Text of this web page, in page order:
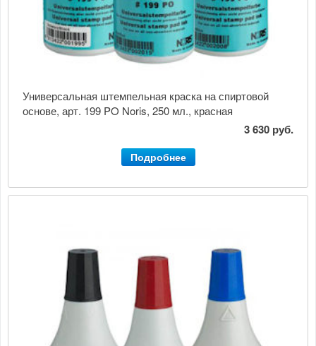
Универсальная штемпельная краска на спиртовой
основе, арт. 199 PO Noris, 250 мл., красная
3 630 руб.
Подробнее